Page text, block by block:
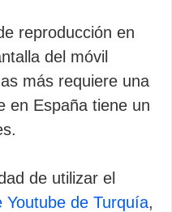
reproducción en
del móvil
más requiere una
en España tiene un
de utilizar el
Youtube de Turquía,